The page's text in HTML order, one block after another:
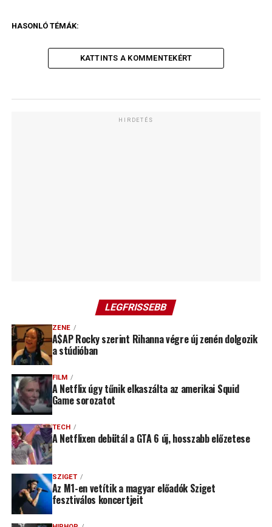
HASONLÓ TÉMÁK:
KATTINTS A KOMMENTEKÉRT
HIRDETÉS
LEGFRISSEBB
ZENE
A$AP Rocky szerint Rihanna végre új zenén dolgozik
a stúdióban
FILM
A Netflix úgy tűnik elkaszálta az amerikai Squid
Game sorozatot
TECH
A Netflixen debütál a GTA 6 új, hosszabb előzetese
SZIGET
Az M1-en vetítik a magyar előadók Sziget
fesztiválos koncertjeit